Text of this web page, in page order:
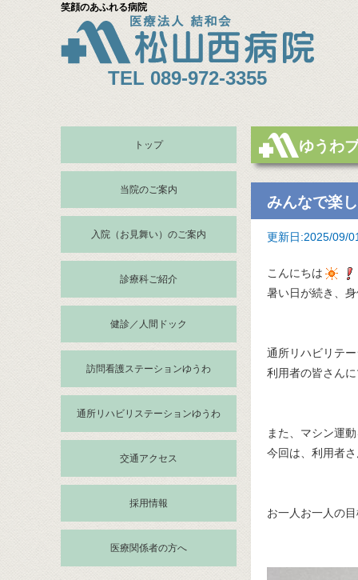
笑顔のあふれる病院
TEL 089-972-3355
ゆうわ
みんなで楽
更新日:2025/09/
こんにちは
暑い日が続き、
通所リハビリテ
利用者の皆さん
また、マシン運
今回は、利用者
お一人お一人の
トップ
当院のご案内
入院（お見舞い）のご案内
診療科ご紹介
健診／人間ドック
訪問看護ステーションゆうわ
通所リハビリステーションゆうわ
交通アクセス
採用情報
医療関係者の方へ